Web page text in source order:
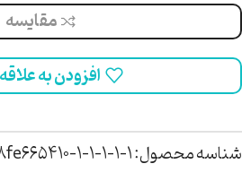
مقایسه
افزودن به
شناسه محصول:1-1-1-1-1